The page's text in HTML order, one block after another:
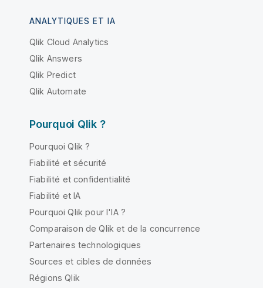
ANALYTIQUES ET IA
Qlik Cloud Analytics
Qlik Answers
Qlik Predict
Qlik Automate
Pourquoi Qlik ?
Pourquoi Qlik ?
Fiabilité et sécurité
Fiabilité et confidentialité
Fiabilité et IA
Pourquoi Qlik pour l'IA ?
Comparaison de Qlik et de la concurrence
Partenaires technologiques
Sources et cibles de données
Régions Qlik